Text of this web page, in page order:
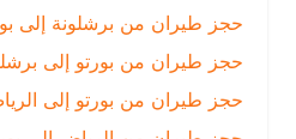
حجز طيران من برشلونة إلى بورتو
|
حجز طيران من بورتو إلى برشلونة
|
حجز طيران من بورتو إلى الرياض
|